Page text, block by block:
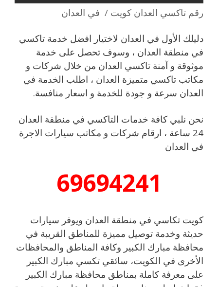
رقم تاكسي العدان كويت / في العدان
دليلك الأول في العدان لاختيار افضل خدمة تاكسي
في منطقة العدان ، وسوف تحصل على خدمة
موثوقة و آمنة تاكسي العدان من خلال شركات و
مكاتب تاكسي متميزة العدان ، اطلب الخدمة في
العدان سرعة و جودة للخدمة و اسعار منافسة.
نحن نلبي كافة خدمات التاكسي في منطقة العدان
24 ساعة ، ارقام شركات و مكاتب سيارات الاجرة
في العدان
69694241
كويت تكاسي في منطقة العدان ويوفر سيارات
حديثة وخدمة توصيل مميزة للمناطق القريبة في
محافظة مبارك الكبير وكافة المناطق والمحافظات
الأخرى في الكويت، سائقي تكسي مبارك الكبير
على معرفة كاملة بمناطق محافظة مبارك الكبير